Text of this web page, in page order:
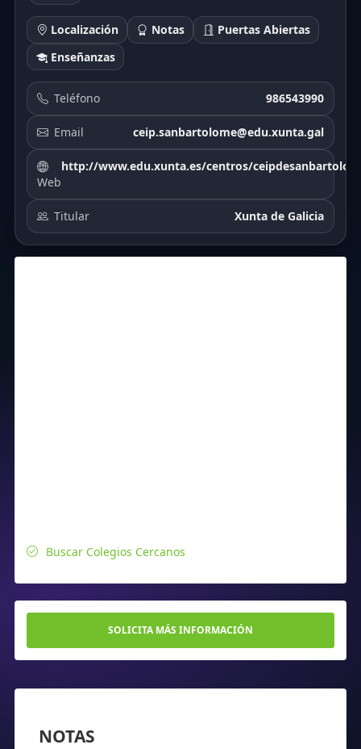
Localización Notas
Puertas Abiertas
Enseñanzas
Teléfono 986543990
Email ceip.sanbartolome@edu.xunta.gal
Web
http://www.edu.xunta.es/centros/
Titular Xunta de Galicia
Buscar Colegios Cercanos
SOLICITA MÁS INFORMACIÓN
NOTAS